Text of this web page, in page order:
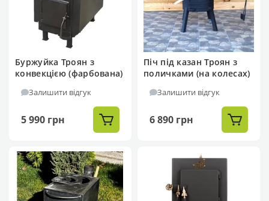
Буржуйка Троян з
конвекцією (фарбована)
Залишити відгук
5 990 грн
Піч під казан Троян з
поличками (на колесах)
Залишити відгук
6 890 грн